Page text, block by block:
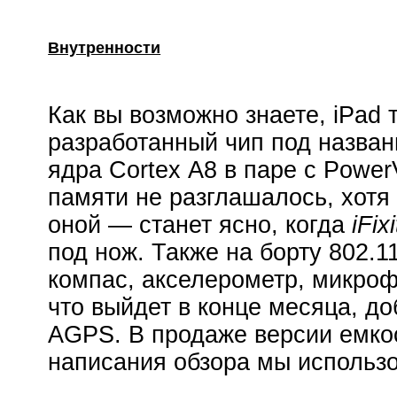
Внутренности
Как вы возможно знаете,
разработанный чип под
ядра Cortex А8 в паре с
памяти не разглашалось,
оной — станет ясно, когда
под нож. Также на борту
компас, акселерометр,
что выйдет в конце месяца,
AGPS. В продаже версии
написания обзора мы